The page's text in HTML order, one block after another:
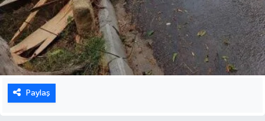
Paylaş